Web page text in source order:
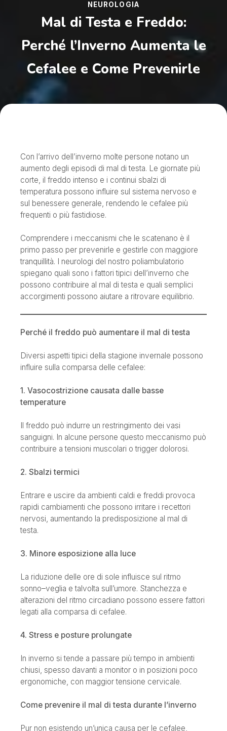
NEUROLOGIA
Mal di Testa e Freddo:
Perché l’Inverno Aumenta le
Cefalee e Come Prevenirle
Con l’arrivo dell’inverno molte persone notano un
aumento degli episodi di mal di testa. Le giornate più
corte, il freddo intenso e i continui sbalzi di
temperatura possono influire sul sistema nervoso e
sul benessere generale, rendendo le cefalee più
frequenti o più fastidiose.
Comprendere i meccanismi che le scatenano è il
primo passo per prevenirle e gestirle con maggiore
tranquillità. I neurologi del nostro poliambulatorio
spiegano quali sono i fattori tipici dell’inverno che
possono contribuire al mal di testa e quali semplici
accorgimenti possono aiutare a ritrovare equilibrio.
Perché il freddo può aumentare il mal di testa
Diversi aspetti tipici della stagione invernale possono
influire sulla comparsa delle cefalee:
1. Vasocostrizione causata dalle basse
temperature
Il freddo può indurre un restringimento dei vasi
sanguigni. In alcune persone questo meccanismo può
contribuire a tensioni muscolari o trigger dolorosi.
2. Sbalzi termici
Entrare e uscire da ambienti caldi e freddi provoca
rapidi cambiamenti che possono irritare i recettori
nervosi, aumentando la predisposizione al mal di
testa.
3. Minore esposizione alla luce
La riduzione delle ore di sole influisce sul ritmo
sonno–veglia e talvolta sull’umore. Stanchezza e
alterazioni del ritmo circadiano possono essere fattori
legati alla comparsa di cefalee.
4. Stress e posture prolungate
In inverno si tende a passare più tempo in ambienti
chiusi, spesso davanti a monitor o in posizioni poco
ergonomiche, con maggior tensione cervicale.
Come prevenire il mal di testa durante l’inverno
Pur non esistendo un’unica causa per le cefalee,